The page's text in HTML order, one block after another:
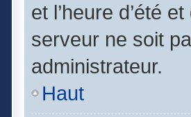
et l’heure d’été
serveur ne soit
administrateur.
Haut